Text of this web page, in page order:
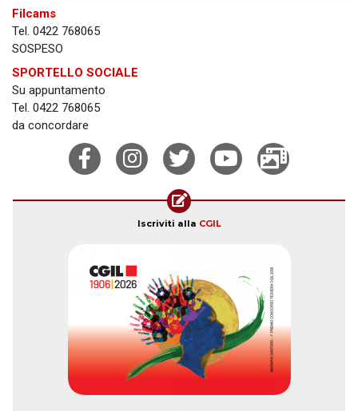
Filcams
Tel. 0422 768065
SOSPESO
SPORTELLO SOCIALE
Su appuntamento
Tel. 0422 768065
da concordare
Iscriviti alla CGIL